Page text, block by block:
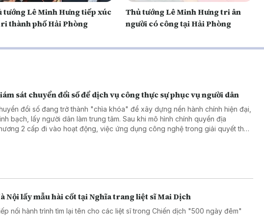
tướng Lê Minh Hưng tiếp xúc
thành phố Hải Phòng
Thủ tướng Lê Minh Hưng tri ân
người có công tại Hải Phòng
sát chuyển đổi số để dịch vụ công thực sự phục vụ người dân
đổi số đang trở thành "chìa khóa" để xây dựng nền hành chính hiện đại,
bạch, lấy người dân làm trung tâm. Sau khi mô hình chính quyền địa
2 cấp đi vào hoạt động, việc ứng dụng công nghệ trong giải quyết thủ
Nội lấy mẫu hài cốt tại Nghĩa trang liệt sĩ Mai Dịch
nối hành trình tìm lại tên cho các liệt sĩ trong Chiến dịch "500 ngày đêm"